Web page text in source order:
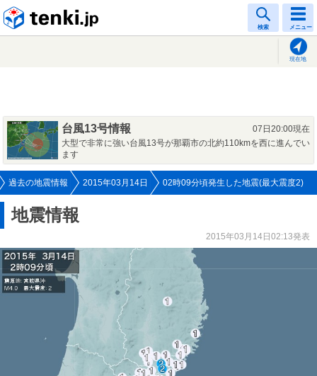
検索 メニュー
現在地
台風13号情報
07日20:00現在
大型で非常に強い台風13号が那覇市の北約110kmを西に進んでい
ます
過去の地震情報 2015年03月14日 02時09分頃発生した地震(最大震度2)
地震情報
2015年03月14日02:13発表